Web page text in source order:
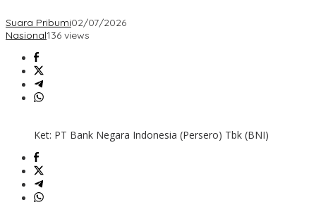
Suara Pribumi02/07/2026
Nasional136 views
Ket: PT Bank Negara Indonesia (Persero) Tbk (BNI)